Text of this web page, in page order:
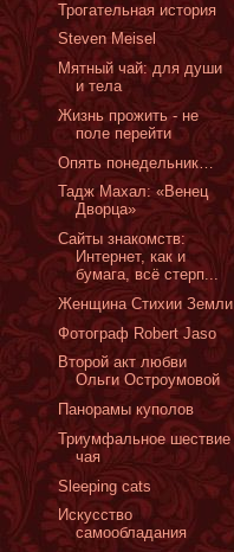
Трогательная история
Steven Meisel
Мятный чай: для души
и тела
Жизнь прожить - не
поле перейти
Опять понедельник…
Тадж Махал: «Венец
Дворца»
Сайты знакомств:
Интернет, как и
бумага, всё стерп...
Женщина Стихии Земли
Фотограф Robert Jaso
Второй акт любви
Ольги Остроумовой
Панорамы кyполов
Триумфальное шествие
чая
Sleeping cats
Искусство
самообладания